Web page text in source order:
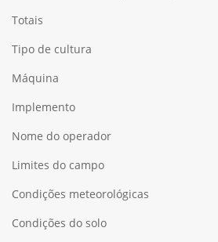
Totais
Tipo de cultura
Máquina
Implemento
Nome do operador
Limites do campo
Condições meteorológicas
Condições do solo